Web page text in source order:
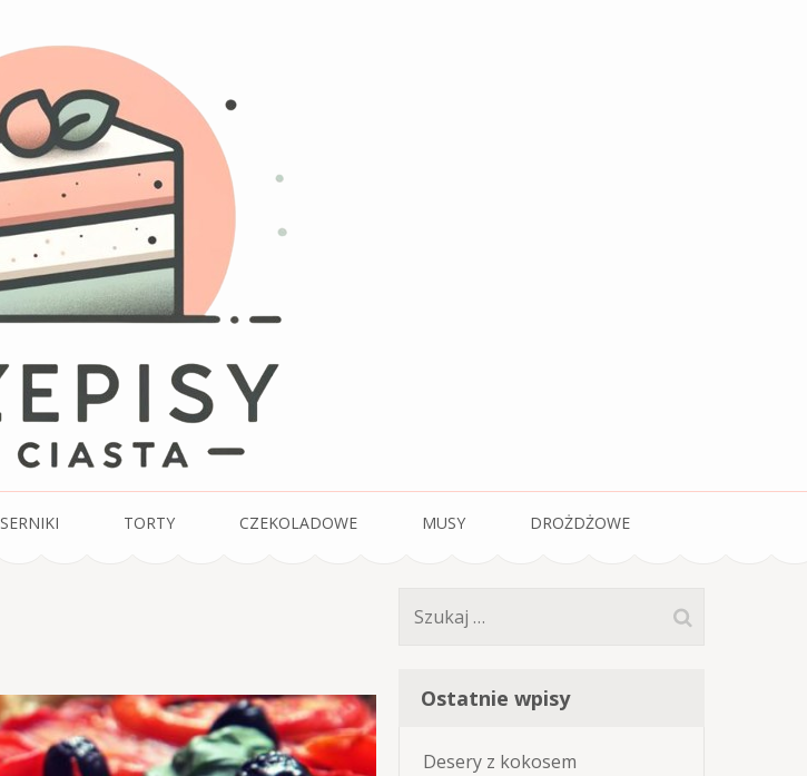
SERNIKI TORTY CZEKOLADOWE MUSY DROŻDŻOWE
Szukaj:
Ostatnie wpisy
Desery z kokosem